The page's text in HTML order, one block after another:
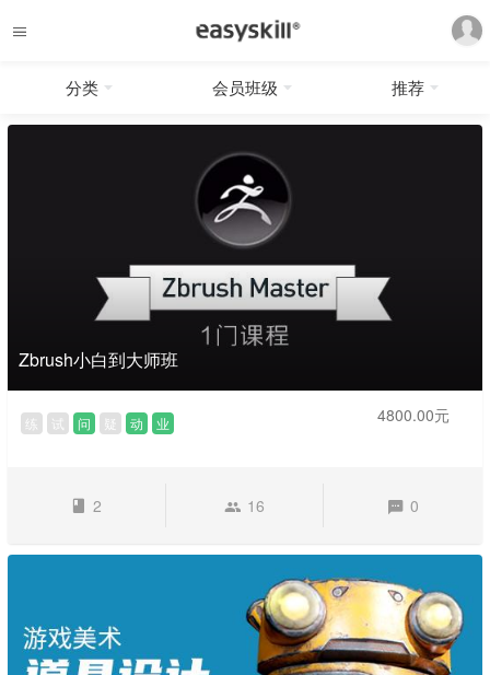
分类 会员班级 推荐
Zbrush小白到大师班
练 试 问 疑 动 业 4800.00元
2 16 0